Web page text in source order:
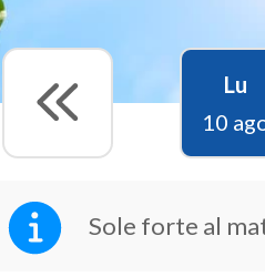
Lu
10
Sole forte al